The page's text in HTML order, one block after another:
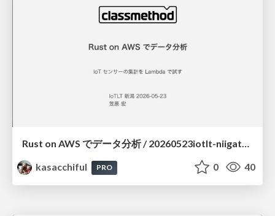
Rust on AWS でデータ分析 / 20260523iotlt-niigata-rust-on-aws
kasacchiful
PRO 0 40